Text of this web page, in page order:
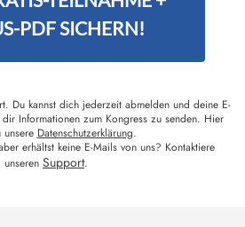
PDF SICHERN!
Du kannst dich jederzeit abmelden und deine E-
Informationen zum Kongress zu senden. Hier
Datenschutzerklärung.
erhältst keine E-Mails von uns? Kontaktiere
unseren Support.